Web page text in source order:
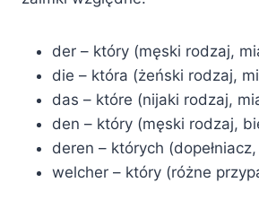
der – który (męski rodzaj,
die – która (żeński rodzaj,
das – które (nijaki rodzaj,
den – który (męski rodzaj,
deren – których
welcher – który (różne